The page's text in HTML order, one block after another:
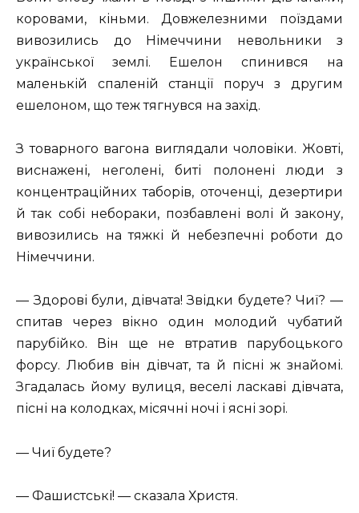
коровами, кіньми. Довжелезними поїздами
вивозились до Німеччини невольники з
української землі. Ешелон спинився на
маленькій спаленій станції поруч з другим
ешелоном, що теж тягнувся на захід.
З товарного вагона виглядали чоловіки. Жовті,
виснажені, неголені, биті полонені люди з
концентраційних таборів, оточенці, дезертири
й так собі небораки, позбавлені волі й закону,
вивозились на тяжкі й небезпечні роботи до
Німеччини.
— Здорові були, дівчата! Звідки будете? Чиї? —
спитав через вікно один молодий чубатий
парубійко. Він ще не втратив парубоцького
форсу. Любив він дівчат, та й пісні ж знайомі.
Згадалась йому вулиця, веселі ласкаві дівчата,
пісні на колодках, місячні ночі і ясні зорі.
— Чиї будете?
— Фашистські! — сказала Христя.